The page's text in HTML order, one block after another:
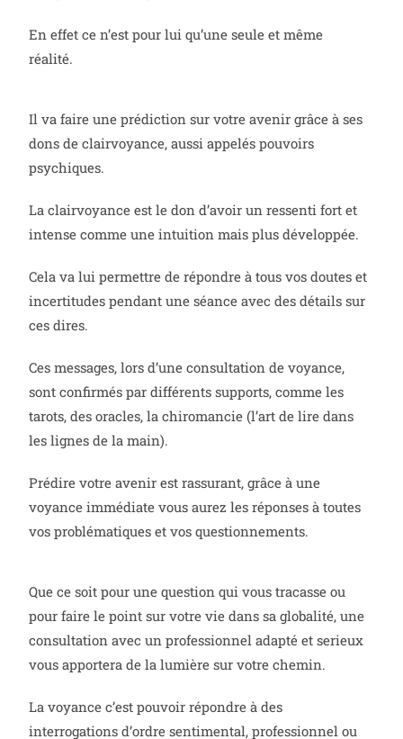
En effet ce n’est pour lui qu’une seule et même
réalité.
Il va faire une prédiction sur votre avenir grâce à ses
dons de clairvoyance, aussi appelés pouvoirs
psychiques.
La clairvoyance est le don d’avoir un ressenti fort et
intense comme une intuition mais plus développée.
Cela va lui permettre de répondre à tous vos doutes et
incertitudes pendant une séance avec des détails sur
ces dires.
Ces messages, lors d’une consultation de voyance,
sont confirmés par différents supports, comme les
tarots, des oracles, la chiromancie (l’art de lire dans
les lignes de la main).
Prédire votre avenir est rassurant, grâce à une
voyance immédiate vous aurez les réponses à toutes
vos problématiques et vos questionnements.
Que ce soit pour une question qui vous tracasse ou
pour faire le point sur votre vie dans sa globalité, une
consultation avec un professionnel adapté et serieux
vous apportera de la lumière sur votre chemin.
La voyance c’est pouvoir répondre à des
interrogations d’ordre sentimental, professionnel ou